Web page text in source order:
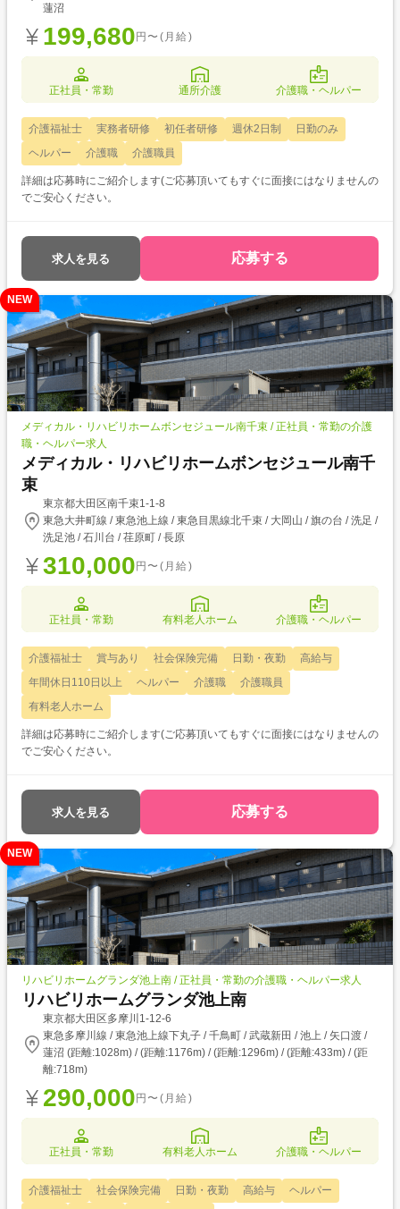
蓮沼
199,680 円〜(月給)
正社員・常勤 通所介護 介護職・ヘルパー
介護福祉士 実務者研修 初任者研修 週休2日制
日勤のみ
ヘルパー
介護職 介護職員
詳細は応募時にご紹介します(ご応募頂いてもすぐに面接にはなりませんの
でご安心ください。
求人を見る 応募する
NEW
メディカル・リハビリホームボンセジュール南千束 / 正社員・常勤の介護
職・ヘルパー求人
メディカル・リハビリホームボンセジュール南千
束
東京都大田区南千束1-1-8
東急大井町線 / 東急池上線 / 東急目黒線北千束 / 大岡山 / 旗の台 / 洗足 /
洗足池 / 石川台 / 荏原町 / 長原
310,000 円〜(月給)
正社員・常勤 有料老人ホーム 介護職・ヘルパー
介護福祉士 賞与あり 社会保険完備 日勤・夜勤
高給与
年間休日110日以上
ヘルパー 介護職
介護職員
有料老人ホーム
詳細は応募時にご紹介します(ご応募頂いてもすぐに面接にはなりませんの
でご安心ください。
求人を見る 応募する
NEW
リハビリホームグランダ池上南 / 正社員・常勤の介護職・ヘルパー求人
リハビリホームグランダ池上南
東京都大田区多摩川1-12-6
東急多摩川線 / 東急池上線下丸子 / 千鳥町 / 武蔵新田 / 池上 / 矢口渡 /
蓮沼 (距離:1028m) / (距離:1176m) / (距離:1296m) / (距離:433m) / (距
離:718m)
290,000 円〜(月給)
正社員・常勤 有料老人ホーム 介護職・ヘルパー
介護福祉士 社会保険完備 日勤・夜勤 高給与
ヘルパー